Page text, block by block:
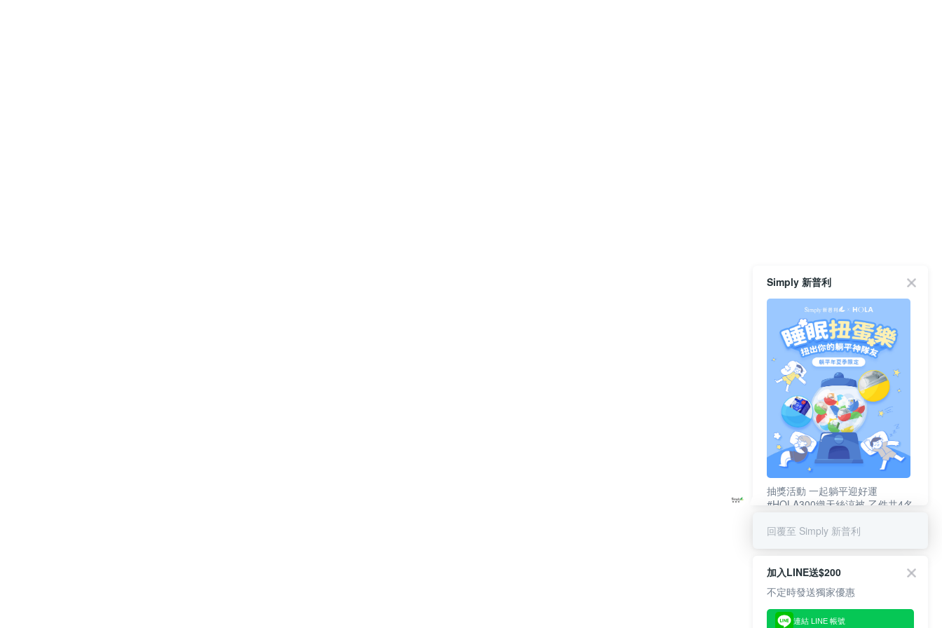
Simply 新普利
抽獎活動 一起躺平迎好運
#HOLA300織天絲涼被-乙件共4名
回覆至 Simply 新普利
加入LINE送$200
不定時發送獨家優惠
連結 LINE 帳號